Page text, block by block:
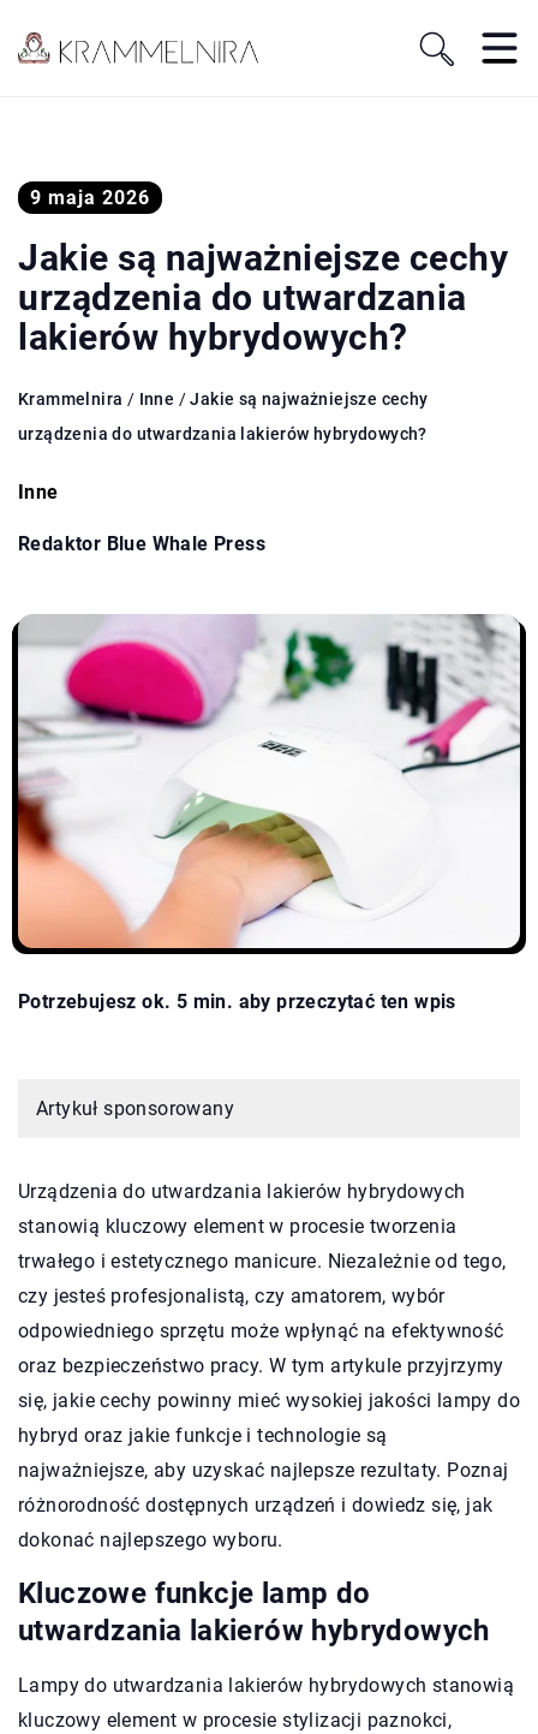
9 maja 2026
Jakie są najważniejsze cechy
urządzenia do utwardzania
lakierów hybrydowych?
Krammelnira / Inne /Jakie są najważniejsze cechy
urządzenia do utwardzania lakierów hybrydowych?
Inne
Redaktor Blue Whale Press
Potrzebujesz ok. 5 min. aby przeczytać ten wpis
Artykuł sponsorowany
Urządzenia do utwardzania lakierów hybrydowych
stanowią kluczowy element w procesie tworzenia
trwałego i estetycznego manicure. Niezależnie od tego,
czy jesteś profesjonalistą, czy amatorem, wybór
odpowiedniego sprzętu może wpłynąć na efektywność
oraz bezpieczeństwo pracy. W tym artykule przyjrzymy
się, jakie cechy powinny mieć wysokiej jakości lampy do
hybryd oraz jakie funkcje i technologie są
najważniejsze, aby uzyskać najlepsze rezultaty. Poznaj
różnorodność dostępnych urządzeń i dowiedz się, jak
dokonać najlepszego wyboru.
Kluczowe funkcje lamp do
utwardzania lakierów hybrydowych
Lampy do utwardzania lakierów hybrydowych stanowią
kluczowy element w procesie stylizacji paznokci,